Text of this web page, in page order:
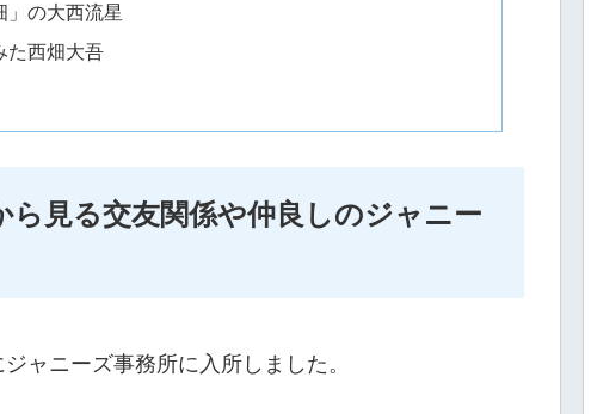
」の大西流星
た西畑大吾
見る交友関係や仲良しのジャニー
ャニーズ事務所に入所しました。